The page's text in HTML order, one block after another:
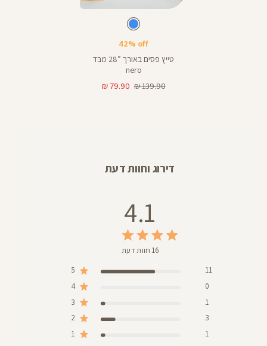
צבע
כחול
25
42% off
טייץ פסים באורך ”28 מבד
nero
מחיר
79.90 ₪
מחיר
139.90 ₪
דירוג וחוות דעת
4.1
16 חוות דעת
5
11
4
0
3
1
2 3
1 1